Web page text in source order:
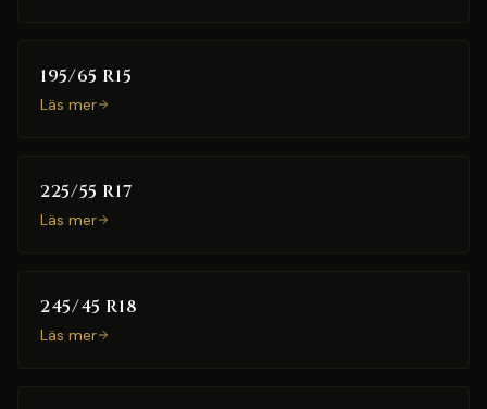
195/65 R15
Läs mer
225/55 R17
Läs mer
245/45 R18
Läs mer